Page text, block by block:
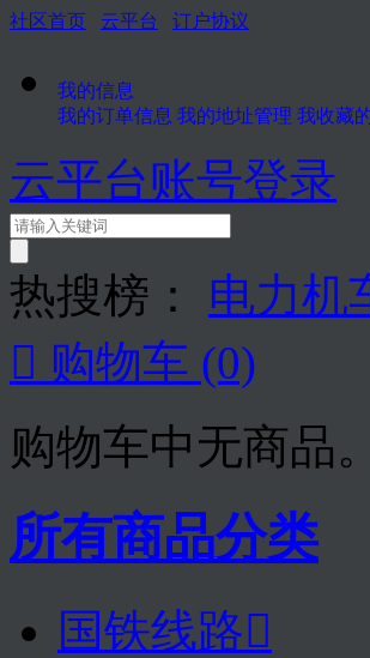
社区首页 云平台 订户协议
我的信息
我的订单信息 我的地址管理 我收藏
云平台账号登录
热搜榜： 电力机
 购物车 (0)
购物车中无商品。
所有商品分类
国铁线路